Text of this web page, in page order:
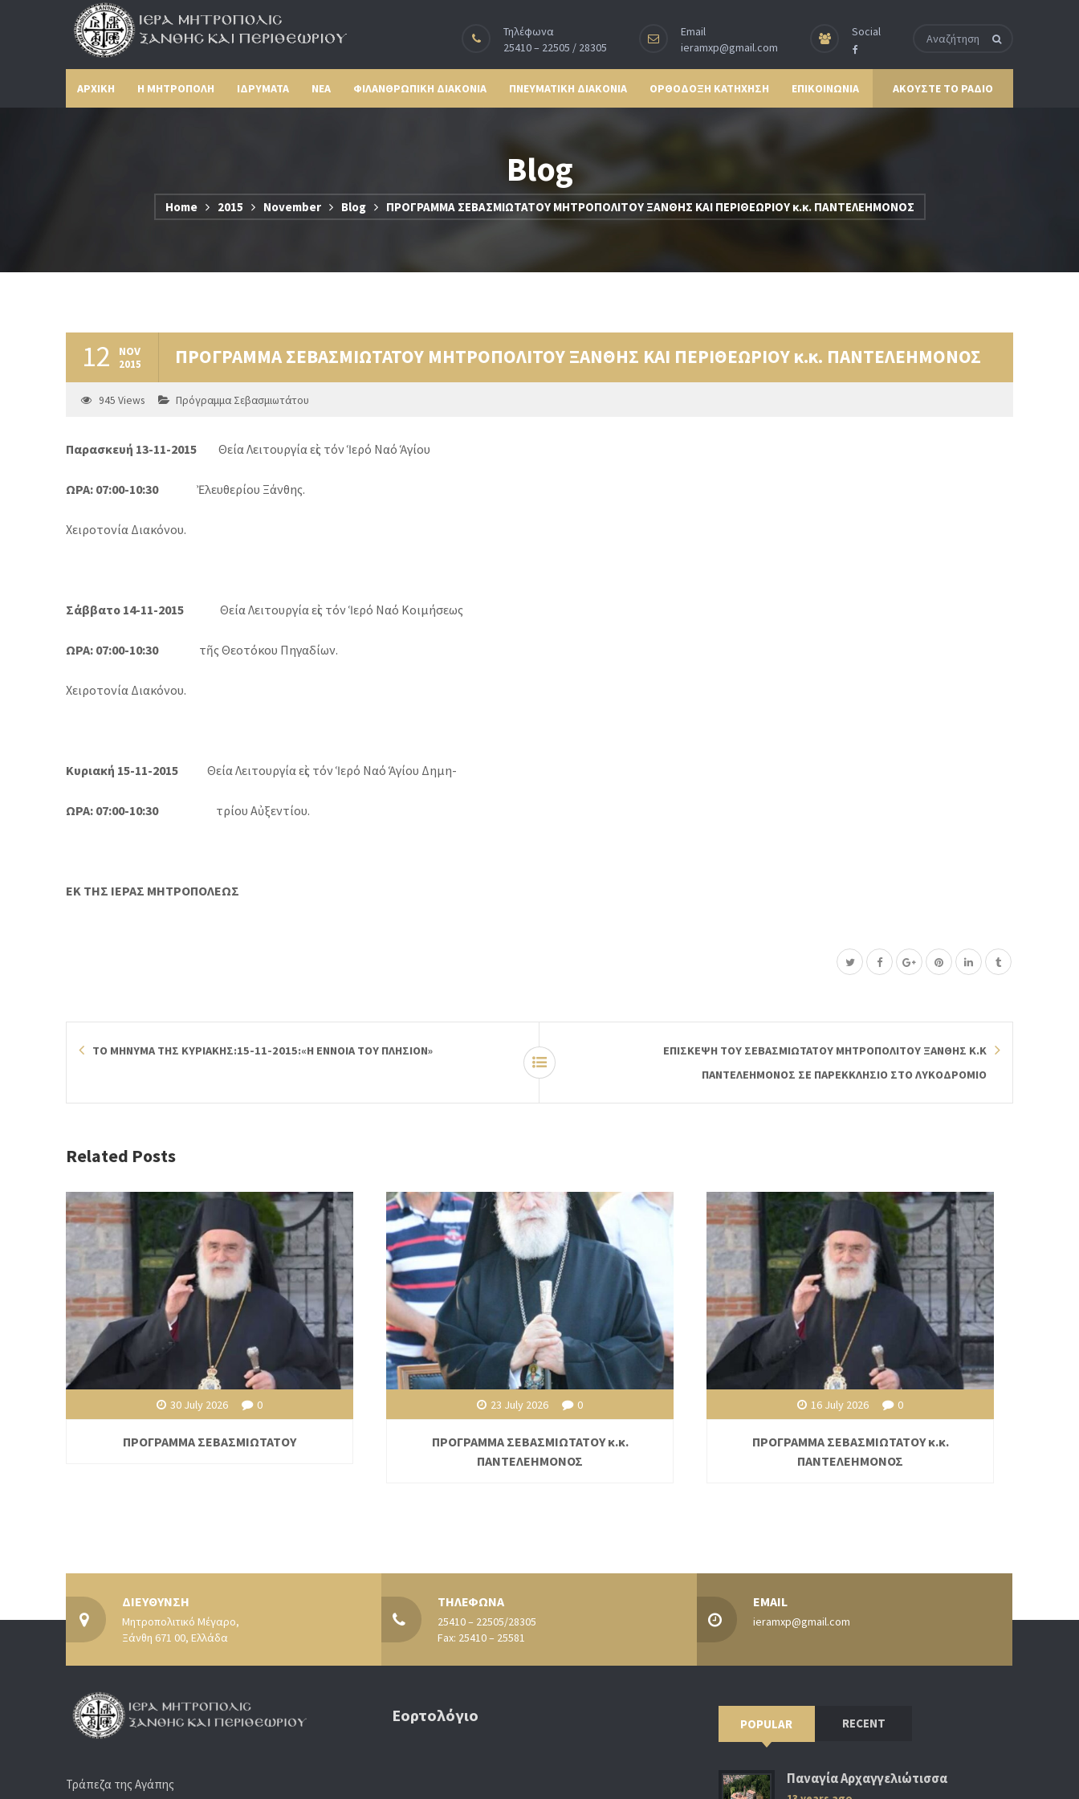
Τηλέφωνα
25410 – 22505 / 28305
Email
ieramxp@gmail.com
Social
ΑΡΧΙΚΗ Η ΜΗΤΡΟΠΟΛΗ ΙΔΡΥΜΑΤΑ ΝΕΑ ΦΙΛΑΝΘΡΩΠΙΚΗ ΔΙΑΚΟΝΙΑ ΠΝΕΥΜΑΤΙΚΗ ΔΙΑΚΟΝΙΑ ΟΡΘΟΔΟΞΗ ΚΑΤΗΧΗΣΗ ΕΠΙΚΟΙΝΩΝΙΑ ΑΚΟΥΣΤΕ ΤΟ ΡΑΔΙΟ
Blog
Home 2015 November Blog ΠΡΟΓΡΑΜΜΑ ΣΕΒΑΣΜΙΩΤΑΤΟΥ ΜΗΤΡΟΠΟΛΙΤΟΥ ΞΑΝΘΗΣ ΚΑΙ ΠΕΡΙΘΕΩΡΙΟΥ κ.κ. ΠΑΝΤΕΛΕΗΜΟΝΟΣ
12 NOV
2015 ΠΡΟΓΡΑΜΜΑ ΣΕΒΑΣΜΙΩΤΑΤΟΥ ΜΗΤΡΟΠΟΛΙΤΟΥ ΞΑΝΘΗΣ ΚΑΙ ΠΕΡΙΘΕΩΡΙΟΥ κ.κ. ΠΑΝΤΕΛΕΗΜΟΝΟΣ
945 Views Πρόγραμμα Σεβασμιωτάτου
Παρασκευή 13-11-2015 Θεία Λειτουργία εἰς τόν Ἱερό Ναό Ἁγίου
ΩΡΑ: 07:00-10:30Ἐλευθερίου Ξάνθης.
Χειροτονία Διακόνου.
Σάββατο 14-11-2015 Θεία Λειτουργία εἰς τόν Ἱερό Ναό Κοιμήσεως
ΩΡΑ: 07:00-10:30 τῆς Θεοτόκου Πηγαδίων.
Χειροτονία Διακόνου.
Κυριακή 15-11-2015 Θεία Λειτουργία εἰς τόν Ἱερό Ναό Ἁγίου Δημη-
ΩΡΑ: 07:00-10:30 τρίου Αὐξεντίου.
ΕΚ ΤΗΣ ΙΕΡΑΣ ΜΗΤΡΟΠΟΛΕΩΣ
ΤΟ ΜΗΝΥΜΑ ΤΗΣ ΚΥΡΙΑΚΗΣ:15-11-2015:«Η ΕΝΝΟΙΑ ΤΟΥ ΠΛΗΣΙΟΝ»
ΕΠΙΣΚΕΨΗ ΤΟΥ ΣΕΒΑΣΜΙΩΤΑΤΟΥ ΜΗΤΡΟΠΟΛΙΤΟΥ ΞΑΝΘΗΣ Κ.Κ
ΠΑΝΤΕΛΕΗΜΟΝΟΣ ΣΕ ΠΑΡΕΚΚΛΗΣΙΟ ΣΤΟ ΛΥΚΟΔΡΟΜΙΟ
Related Posts
30 July 2026 0
ΠΡΟΓΡΑΜΜΑ ΣΕΒΑΣΜΙΩΤΑΤΟΥ
23 July 2026 0
ΠΡΟΓΡΑΜΜΑ ΣΕΒΑΣΜΙΩΤΑΤΟΥ κ.κ.
ΠΑΝΤΕΛΕΗΜΟΝΟΣ
16 July 2026 0
ΠΡΟΓΡΑΜΜΑ ΣΕΒΑΣΜΙΩΤΑΤΟΥ κ.κ.
ΠΑΝΤΕΛΕΗΜΟΝΟΣ
ΔΙΕΥΘΥΝΣΗ
Μητροπολιτικό Μέγαρο,
Ξάνθη 671 00, Ελλάδα
ΤΗΛΕΦΩΝΑ
25410 – 22505/28305
Fax: 25410 – 25581
EMAIL
ieramxp@gmail.com
Τράπεζα της Αγάπης
Εορτολόγιο POPULAR RECENT
Παναγία Αρχαγγελιώτισσα